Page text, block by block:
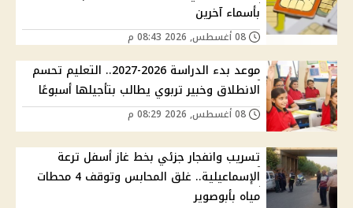
بأسماء آخرين
موعد بدء الدراسة 2026-2027.. التعليم تحسم
الانطلاق وخبير تربوي يطالب بتأجيلها أسبوعًا
تسريب وانفجار جزئي بخط غاز أسفل ترعة
الإسماعيلية.. غلق المحابس وتوقف 4 محطات
مياه بأبوصوير